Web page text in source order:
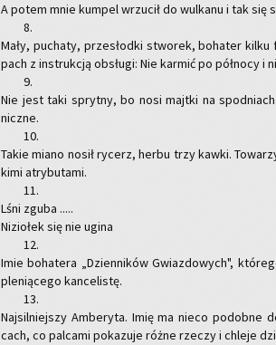
A potem mnie kum­pel wrzu­cił do wul­ka­nu i tak się
8.
Mały, pu­cha­ty, prze­słod­ki stwo­rek, bo­ha­ter
pach z in­struk­cją ob­słu­gi: Nie kar­mić po pół­no­cy i
9.
Nie jest taki spryt­ny, bo nosi majt­ki na
nicz­ne.
10.
Takie miano nosił ry­cerz, herbu trzy kawki.
ki­mi atry­bu­ta­mi.
11.
Lśni zguba .....
Ni­zio­łek się nie ugina
12.
Imie bo­ha­te­ra „Dzien­ni­ków Gwiaz­do­wych",
ple­nią­ce­go kan­ce­li­stę.
13.
Naj­sil­niej­szy Am­be­ry­ta. Imię ma nieco po­dob­ne
cach, co pal­ca­mi po­ka­zu­je różne rze­czy i chle­je